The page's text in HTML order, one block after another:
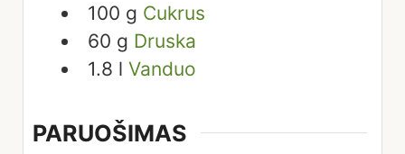
100 g Cukrus
60 g Druska
1.8 l Vanduo
PARUOŠIMAS